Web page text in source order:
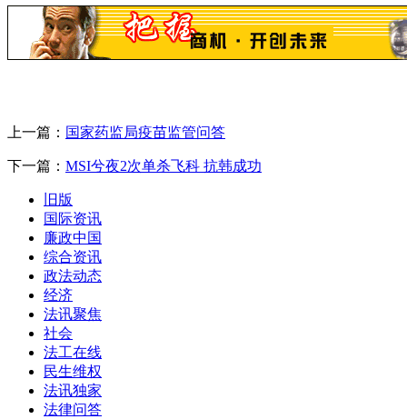
上一篇： 国家药监局疫苗监管问答
下一篇： MSI兮夜2次单杀飞科 抗韩成功
旧版
国际资讯
廉政中国
综合资讯
政法动态
经济
法讯聚焦
社会
法工在线
民生维权
法讯独家
法律问答